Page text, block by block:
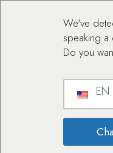
We've
speaking a
Do you
EN